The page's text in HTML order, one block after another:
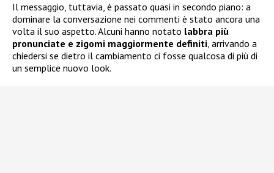
Il messaggio, tuttavia, è passato quasi in secondo piano: a
dominare la conversazione nei commenti è stato ancora una
volta il suo aspetto. Alcuni hanno notato labbra più
pronunciate e zigomi maggiormente definiti, arrivando a
chiedersi se dietro il cambiamento ci fosse qualcosa di più di
un semplice nuovo look.